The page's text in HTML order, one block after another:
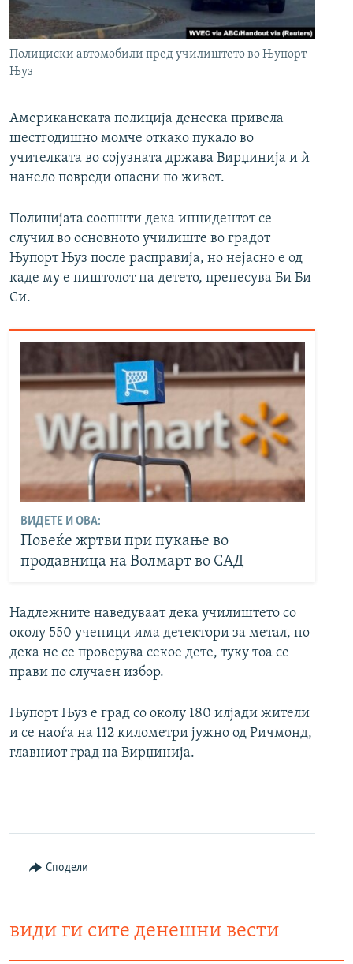
РСЕ веб страници
Полициски автомобили пред училиштето во Њупорт
Њуз
Американската полиција денеска привела
шестгодишно момче откако пукало во
учителката во сојузната држава Вирџинија и ѝ
нанело повреди опасни по живот.
Полицијата соопшти дека инцидентот се
случил во основното училиште во градот
Њупорт Њуз после расправија, но нејасно е од
каде му е пиштолот на детето, пренесува Би Би
Си.
ВИДЕТЕ И ОВА:
Повеќе жртви при пукање во
продавница на Волмарт во САД
Надлежните наведуваат дека училиштето со
околу 550 ученици има детектори за метал, но
дека не се проверува секое дете, туку тоа се
прави по случаен избор.
Њупорт Њуз е град со околу 180 илјади жители
и се наоѓа на 112 километри јужно од Ричмонд,
главниот град на Вирџинија.
Сподели
види ги сите денешни вести